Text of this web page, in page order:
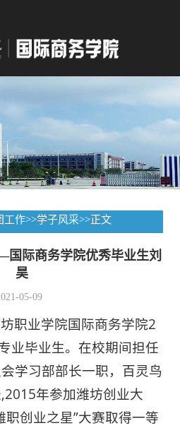
工作>>学子风采>>正文
际商务学院优秀毕业生刘
昊
05-09
职业学院国际商务学院2
业毕业生。在校期间担任
学习部部长一职，百灵鸟
年参加潍坊创业大
职创业之星”大赛取得一等